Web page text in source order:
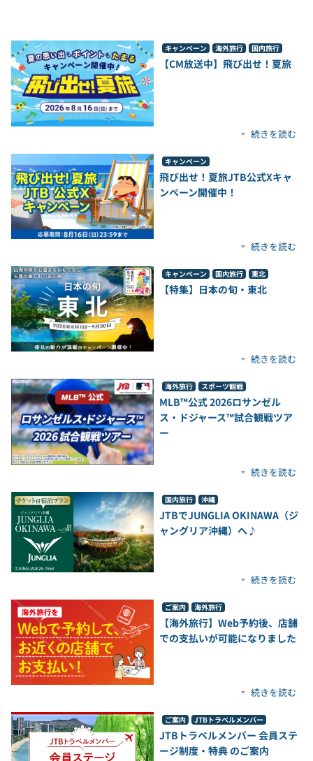
キャンペーン 海外旅行 国内旅行
【CM放送中】飛び出せ！夏旅
続きを読む
キャンペーン
飛び出せ！夏旅JTB公式Xキャ
ンペーン開催中！
続きを読む
キャンペーン 国内旅行 東北
【特集】日本の旬・東北
続きを読む
海外旅行 スポーツ観戦
MLB™公式 2026ロサンゼル
ス・ドジャース™試合観戦ツア
ー
続きを読む
国内旅行 沖縄
JTBでJUNGLIA OKINAWA（ジ
ャングリア沖縄）へ♪
続きを読む
ご案内 海外旅行
【海外旅行】Web予約後、店舗
での支払いが可能になりました
続きを読む
ご案内 JTBトラベルメンバー
JTBトラベルメンバー 会員ステ
ージ制度・特典 のご案内